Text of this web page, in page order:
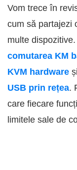
Vom trece în
cum să partajezi
multe
comutarea KM
KVM hardware și
USB prin rețea.
care fiecare
limitele sale de